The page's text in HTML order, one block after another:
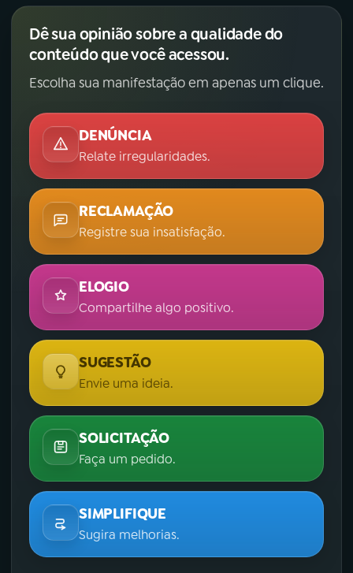
TikTok
Dê sua opinião sobre a qualidade do
conteúdo que você acessou.
Escolha sua manifestação em apenas um clique.
DENÚNCIA
Relate irregularidades.
RECLAMAÇÃO
Registre sua insatisfação.
ELOGIO
Compartilhe algo positivo.
SUGESTÃO
Envie uma ideia.
SOLICITAÇÃO
Faça um pedido.
SIMPLIFIQUE
Sugira melhorias.